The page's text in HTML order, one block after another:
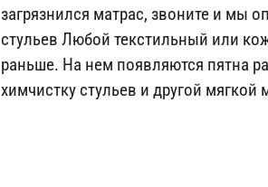
загрязнился матрас, звоните и мы
стульев Любой текстильный или
раньше. На нем появляются пятна
химчистку стульев и другой мягкой